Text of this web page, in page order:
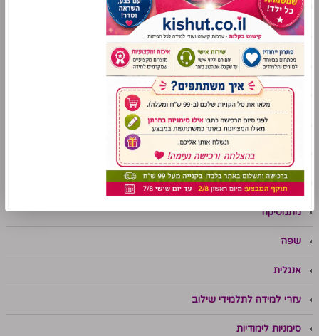
חבילות
קישוטים לפי כיתות
עזרים ללמידה ביתית
עד 2 ש"ח
פלקט ניווט
ערכות תוכן
תנ"ך
מתמטיקה
שפה
אנגלית
עזרי למידה לתלמידי שילוב
סימניות לימודיות